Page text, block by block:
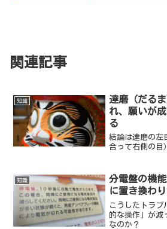
関連記事
知識
達磨（だる
れ、願いが
る
結論は達磨の左
合って右側の目）
知識
分電盤の機
に置き換わ
こうしたトラブ
的な操作」が減
なのか？